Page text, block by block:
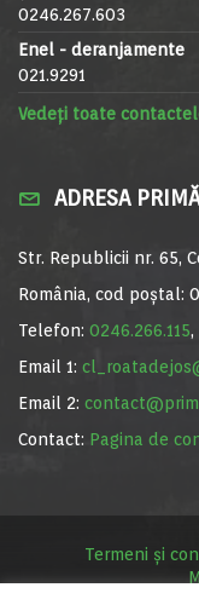
0246.267.603
Enel - deranjamente
021.9291
Vedeți toate
ADRESA
Str. Republicii nr. 65,
România, cod poștal:
Telefon: 0246.266.115,
Email 1:
Email 2:
Contact: Pagina de
Termeni și